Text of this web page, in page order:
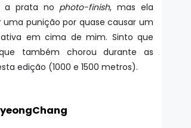
a prata no photo-finish, mas ela
punição por quase causar um
em cima de mim. Sinto que
também chorou durante as
edição (1000 e 1500 metros).